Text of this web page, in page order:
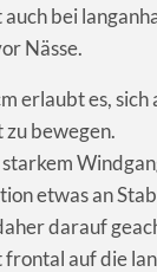
bei
Nässe.
erlaubt es, sich
bewegen.
etwas an
darauf
auf die